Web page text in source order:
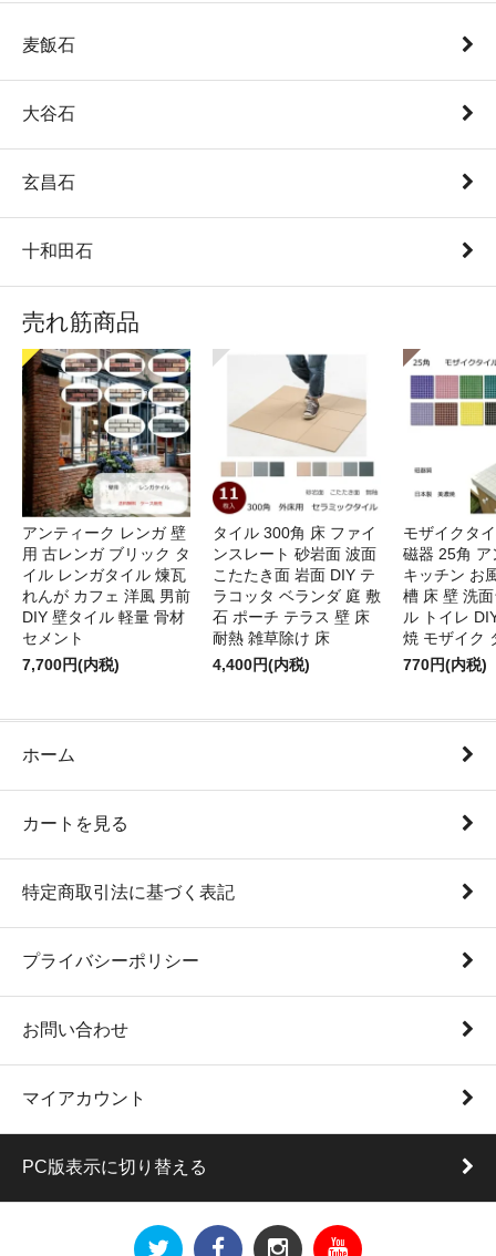
麦飯石
大谷石
玄昌石
十和田石
売れ筋商品
アンティーク レンガ 壁
用 古レンガ ブリック タ
イル レンガタイル 煉瓦
れんが カフェ 洋風 男前
DIY 壁タイル 軽量 骨材
セメント
7,700円(内税)
タイル 300角 床 ファイ
ンスレート 砂岩面 波面
こたたき面 岩面 DIY テ
ラコッタ ベランダ 庭 敷
石 ポーチ テラス 壁 床
耐熱 雑草除け 床
4,400円(内税)
モザイクタ
磁器 25角 ア
キッチン お
槽 床 壁 洗
ル トイレ
焼 モザイク
770円(内税)
ホーム
カートを見る
特定商取引法に基づく表記
プライバシーポリシー
お問い合わせ
マイアカウント
PC版表示に切り替える